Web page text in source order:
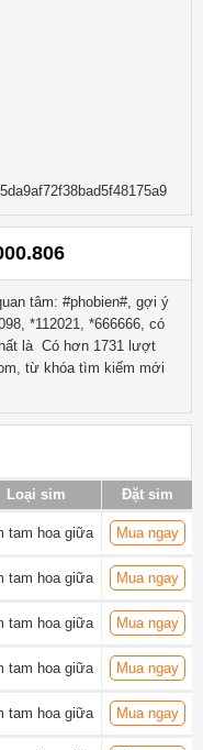
tâm: #phobien#, gợi ý
*112021, *666666, có
là Có hơn 1731 lượt
từ khóa tìm kiếm mới
Loại sim Đặt sim
tam hoa giữa Mua ngay
tam hoa giữa Mua ngay
tam hoa giữa Mua ngay
tam hoa giữa Mua ngay
tam hoa giữa Mua ngay